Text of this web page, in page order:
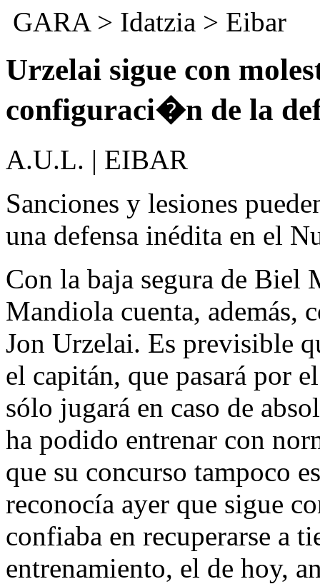
GARA> Idatzia > Eibar
Urzelai sigue con
configuraci�n de la
A.U.L. | EIBAR
Sanciones y lesiones
una defensa inédita en el
Con la baja segura de Biel
Mandiola cuenta, además,
Jon Urzelai. Es previsible
el capitán, que pasará por
sólo jugará en caso de
ha podido entrenar con
que su concurso tampoco
reconocía ayer que sigue
confiaba en recuperarse a
entrenamiento, el de hoy,